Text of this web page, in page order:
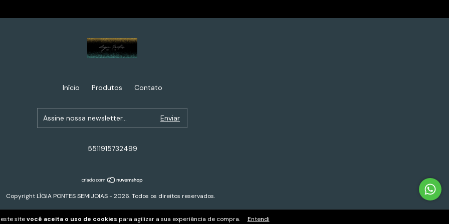
sitevocê aceita o uso de cookies para agilizar a sua experiência de compra. Entendi
Início Produtos Contato
5511915732499
Copyright LÍGIA PONTES SEMIJOIAS - 2026. Todos os direitos reservados.